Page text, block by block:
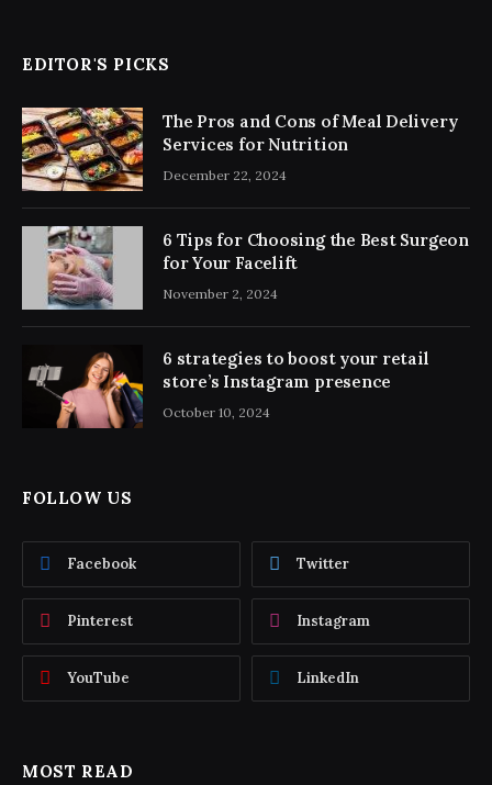
EDITOR'S PICKS
The Pros and Cons of Meal Delivery
Services for Nutrition
December 22, 2024
6 Tips for Choosing the Best Surgeon
for Your Facelift
November 2, 2024
6 strategies to boost your retail
store’s Instagram presence
October 10, 2024
FOLLOW US
Facebook Twitter
Pinterest Instagram
YouTube LinkedIn
MOST READ